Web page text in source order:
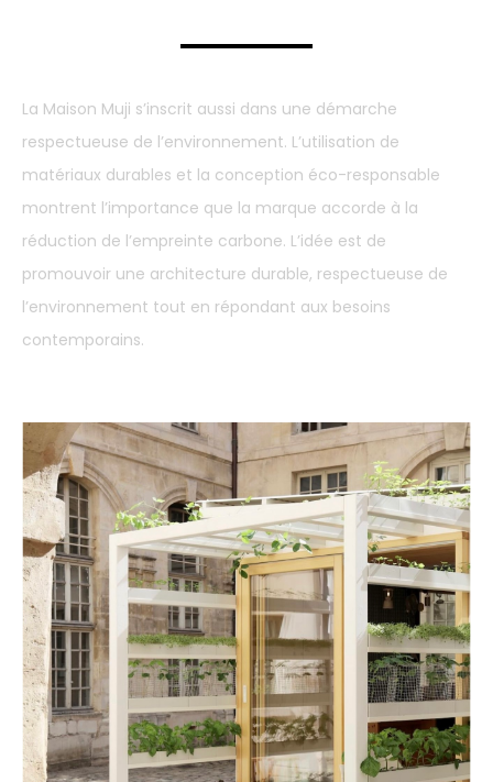
La Maison Muji s’inscrit aussi dans une démarche
respectueuse de l’environnement. L’utilisation de
matériaux durables et la conception éco-responsable
montrent l’importance que la marque accorde à la
réduction de l’empreinte carbone. L’idée est de
promouvoir une architecture durable, respectueuse de
l’environnement tout en répondant aux besoins
contemporains.